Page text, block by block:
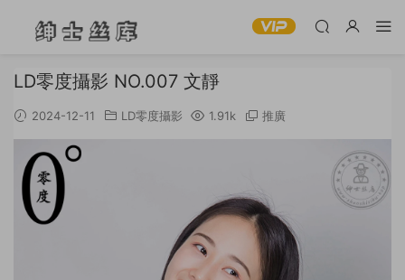
LD零度攝影 NO.007 文靜
2024-12-11 LD零度攝影 1.91k 推廣